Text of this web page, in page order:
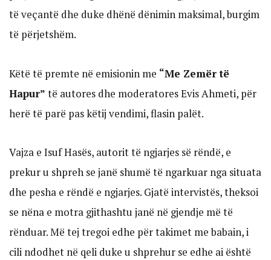
të veçantë dhe duke dhënë dënimin maksimal, burgim
të përjetshëm.
Këtë të premte në emisionin me “Me Zemër të
Hapur” të autores dhe moderatores Evis Ahmeti, për
herë të parë pas këtij vendimi, flasin palët.
Vajza e Isuf Hasës, autorit të ngjarjes së rëndë, e
prekur u shpreh se janë shumë të ngarkuar nga situata
dhe pesha e rëndë e ngjarjes. Gjatë intervistës, theksoi
se nëna e motra gjithashtu janë në gjendje më të
rënduar. Më tej tregoi edhe për takimet me babain, i
cili ndodhet në qeli duke u shprehur se edhe ai është